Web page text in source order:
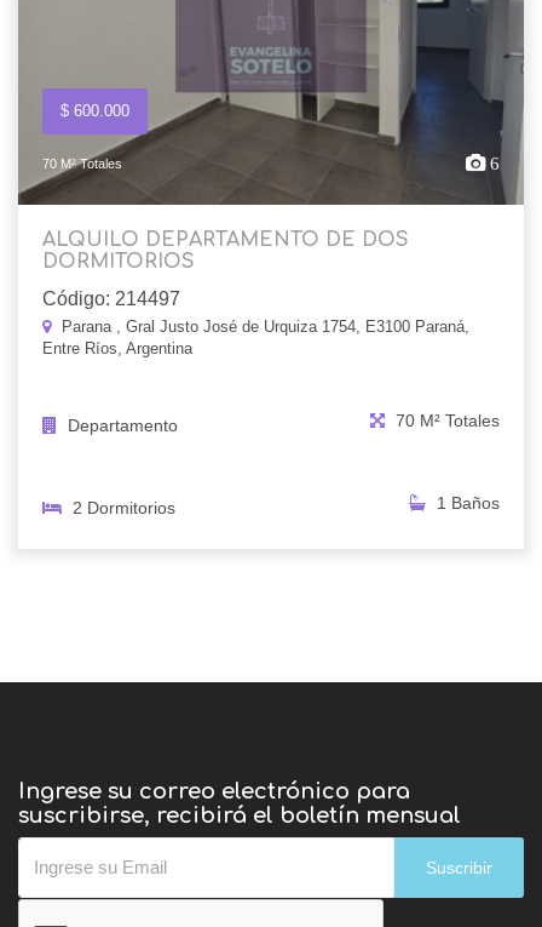
$ 600.000
70 M² Totales 6
ALQUILO DEPARTAMENTO DE DOS
DORMITORIOS
Código: 214497
Parana , Gral Justo José de Urquiza 1754, E3100 Paraná,
Entre Ríos, Argentina
Departamento 70 M² Totales
2 Dormitorios 1 Baños
Ingrese su correo electrónico para
suscribirse, recibirá el boletín mensual
Suscribir